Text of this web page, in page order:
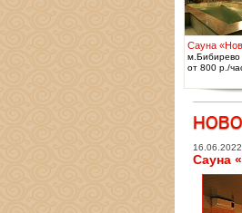
Сауна
м.Бибирево
от 800 р./
16.06.2022
Сауна